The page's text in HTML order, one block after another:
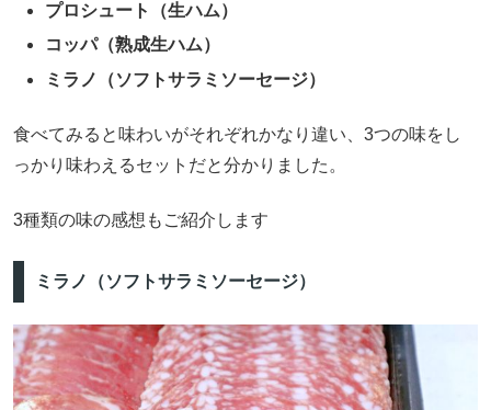
プロシュート（生ハム）
コッパ（熟成生ハム）
ミラノ（ソフトサラミソーセージ）
食べてみると味わいがそれぞれかなり違い、3つの味をし
っかり味わえるセットだと分かりました。
3種類の味の感想もご紹介します
ミラノ（ソフトサラミソーセージ）